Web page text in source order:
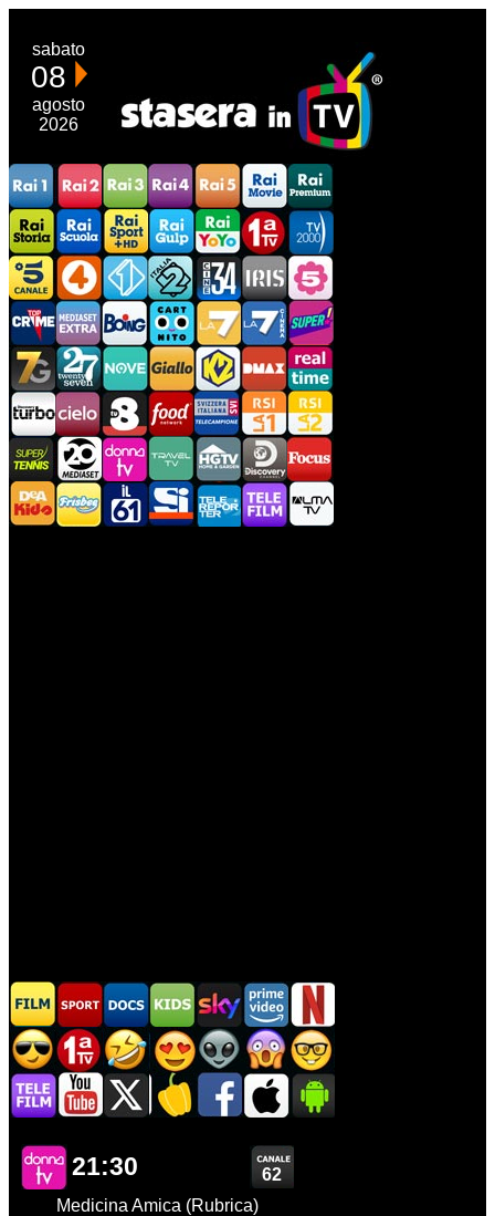
sabato
08
agosto
2026
21:30
62
Medicina Amica (Rubrica)